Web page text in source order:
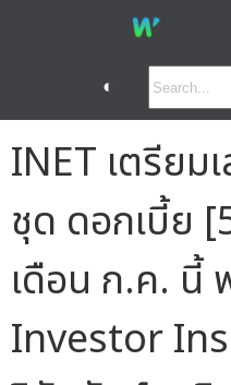
◐
INET เตรียม
ชุด ดอกเบี้ย
เดือน ก.ค. นี้
Investor